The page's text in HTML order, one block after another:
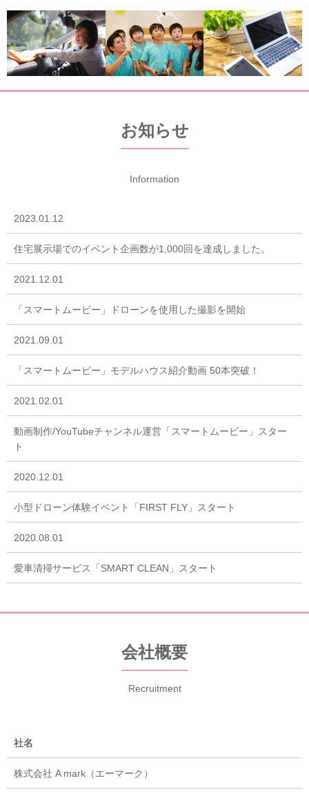
お知らせ
Information
2023.01.12
住宅展示場でのイベント企画数が1,000回を達成しました。
2021.12.01
「スマートムービー」ドローンを使用した撮影を開始
2021.09.01
「スマートムービー」モデルハウス紹介動画 50本突破！
2021.02.01
動画制作/YouTubeチャンネル運営「スマートムービー」スター
ト
2020.12.01
小型ドローン体験イベント「FIRST FLY」スタート
2020.08.01
愛車清掃サービス「SMART CLEAN」スタート
会社概要
Recruitment
社名
株式会社 A mark（エーマーク）